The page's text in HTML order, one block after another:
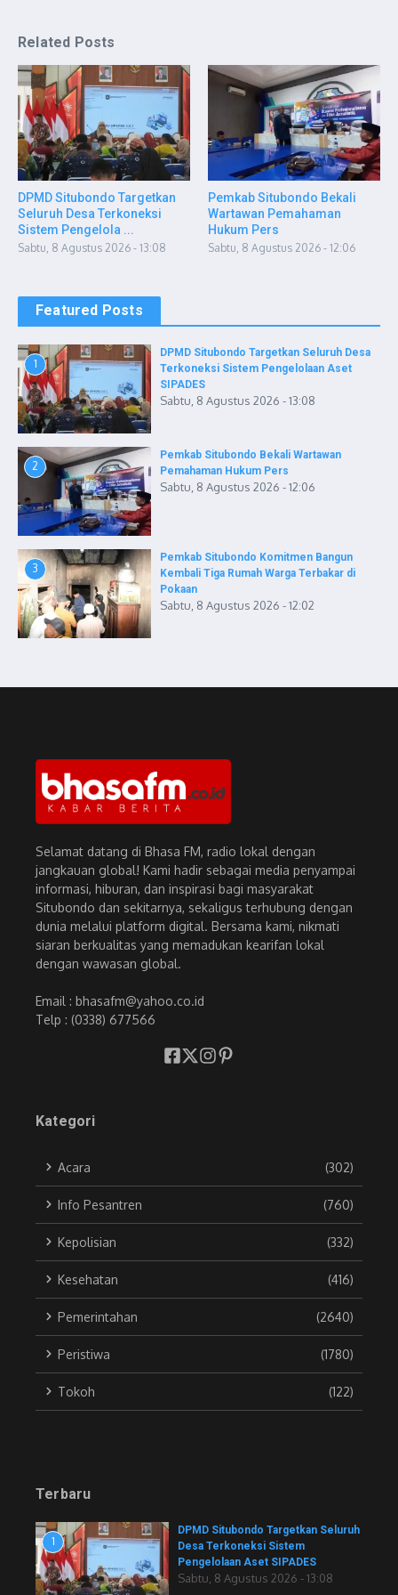
Related Posts
DPMD Situbondo Targetkan
Seluruh Desa Terkoneksi
Sistem Pengelola ...
Sabtu, 8 Agustus 2026 - 13:08
Pemkab Situbondo Bekali
Wartawan Pemahaman
Hukum Pers
Sabtu, 8 Agustus 2026 - 12:06
Featured Posts
1
DPMD Situbondo Targetkan Seluruh Desa
Terkoneksi Sistem Pengelolaan Aset
SIPADES
Sabtu, 8 Agustus 2026 - 13:08
2
Pemkab Situbondo Bekali Wartawan
Pemahaman Hukum Pers
Sabtu, 8 Agustus 2026 - 12:06
3
Pemkab Situbondo Komitmen Bangun
Kembali Tiga Rumah Warga Terbakar di
Pokaan
Sabtu, 8 Agustus 2026 - 12:02
Selamat datang di Bhasa FM, radio lokal dengan
jangkauan global! Kami hadir sebagai media penyampai
informasi, hiburan, dan inspirasi bagi masyarakat
Situbondo dan sekitarnya, sekaligus terhubung dengan
dunia melalui platform digital. Bersama kami, nikmati
siaran berkualitas yang memadukan kearifan lokal
dengan wawasan global.
Email : bhasafm@yahoo.co.id
Telp : (0338) 677566
Kategori
Acara (302)
Info Pesantren (760)
Kepolisian (332)
Kesehatan (416)
Pemerintahan (2640)
Peristiwa (1780)
Tokoh (122)
Terbaru
1
DPMD Situbondo Targetkan Seluruh
Desa Terkoneksi Sistem
Pengelolaan Aset SIPADES
Sabtu, 8 Agustus 2026 - 13:08